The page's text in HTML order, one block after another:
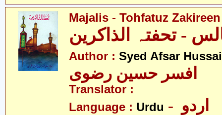
Majalis - Tohfatuz Zakireen
Author : Syed Afsar
افسر حسین رضوی
Translator :
Language : Urdu